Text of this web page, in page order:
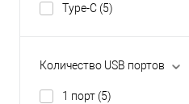
Type-C (5)
Количество USB портов
1 порт (5)